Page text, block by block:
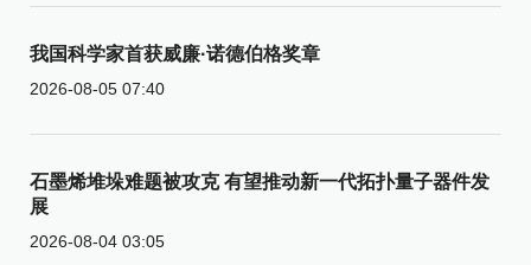
我国科学家首获威廉·诺德伯格奖章
2026-08-05 07:40
石墨烯堆垛难题被攻克 有望推动新一代拓扑量子器件发
展
2026-08-04 03:05